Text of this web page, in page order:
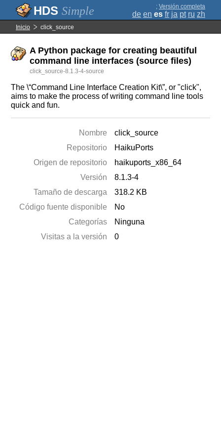
Simple ; Versión completa
de en es fr ja pt ru zh
Inicio click_source
A Python package for creating beautiful
command line interfaces (source files)
click_source-8.1.3-4-source
The \“Command Line Interface Creation Kit\”, or "click",
aims to make the process of writing command line tools
quick and fun.
Nombre
click_source
Repositorio
HaikuPorts
Origen de repositorio
haikuports_x86_64
Versión
8.1.3-4
Tamaño de descarga
318.2 KB
Código fuente disponible
No
Categorías
Ninguna
Visitas a la versión
0